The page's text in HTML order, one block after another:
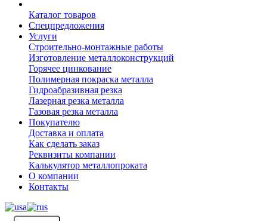
Каталог товаров
Спецпредложения
Услуги
Строительно-монтажные работы
Изготовление металлоконструкций
Горячее цинкование
Полимерная покраска металла
Гидроабразивная резка
Лазерная резка металла
Газовая резка металла
Покупателю
Доставка и оплата
Как сделать заказ
Реквизиты компании
Калькулятор металлопроката
О компании
Контакты